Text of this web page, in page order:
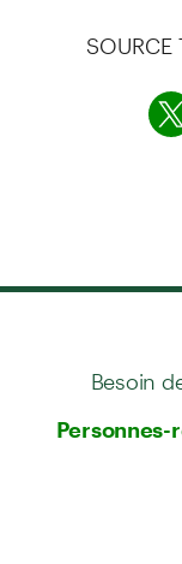
Besoin
Personnes-